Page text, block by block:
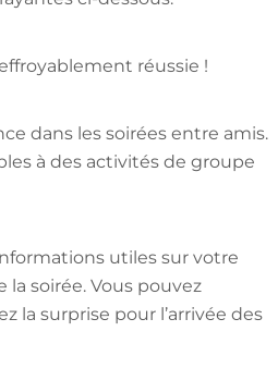
réussie !
dans les soirées entre amis.
à des activités de groupe
utiles sur votre
la soirée. Vous pouvez
la surprise pour l’arrivée des